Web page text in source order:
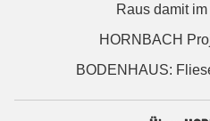
Raus damit
HORNBACH
BODENHAUS: